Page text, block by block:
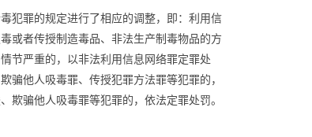
犯罪的规定进行了相应的调整，即：利用信
或者传授制造毒品、非法生产制毒物品的方
节严重的，以非法利用信息网络罪定罪处
骗他人吸毒罪、传授犯罪方法罪等犯罪的，
欺骗他人吸毒罪等犯罪的，依法定罪处罚。